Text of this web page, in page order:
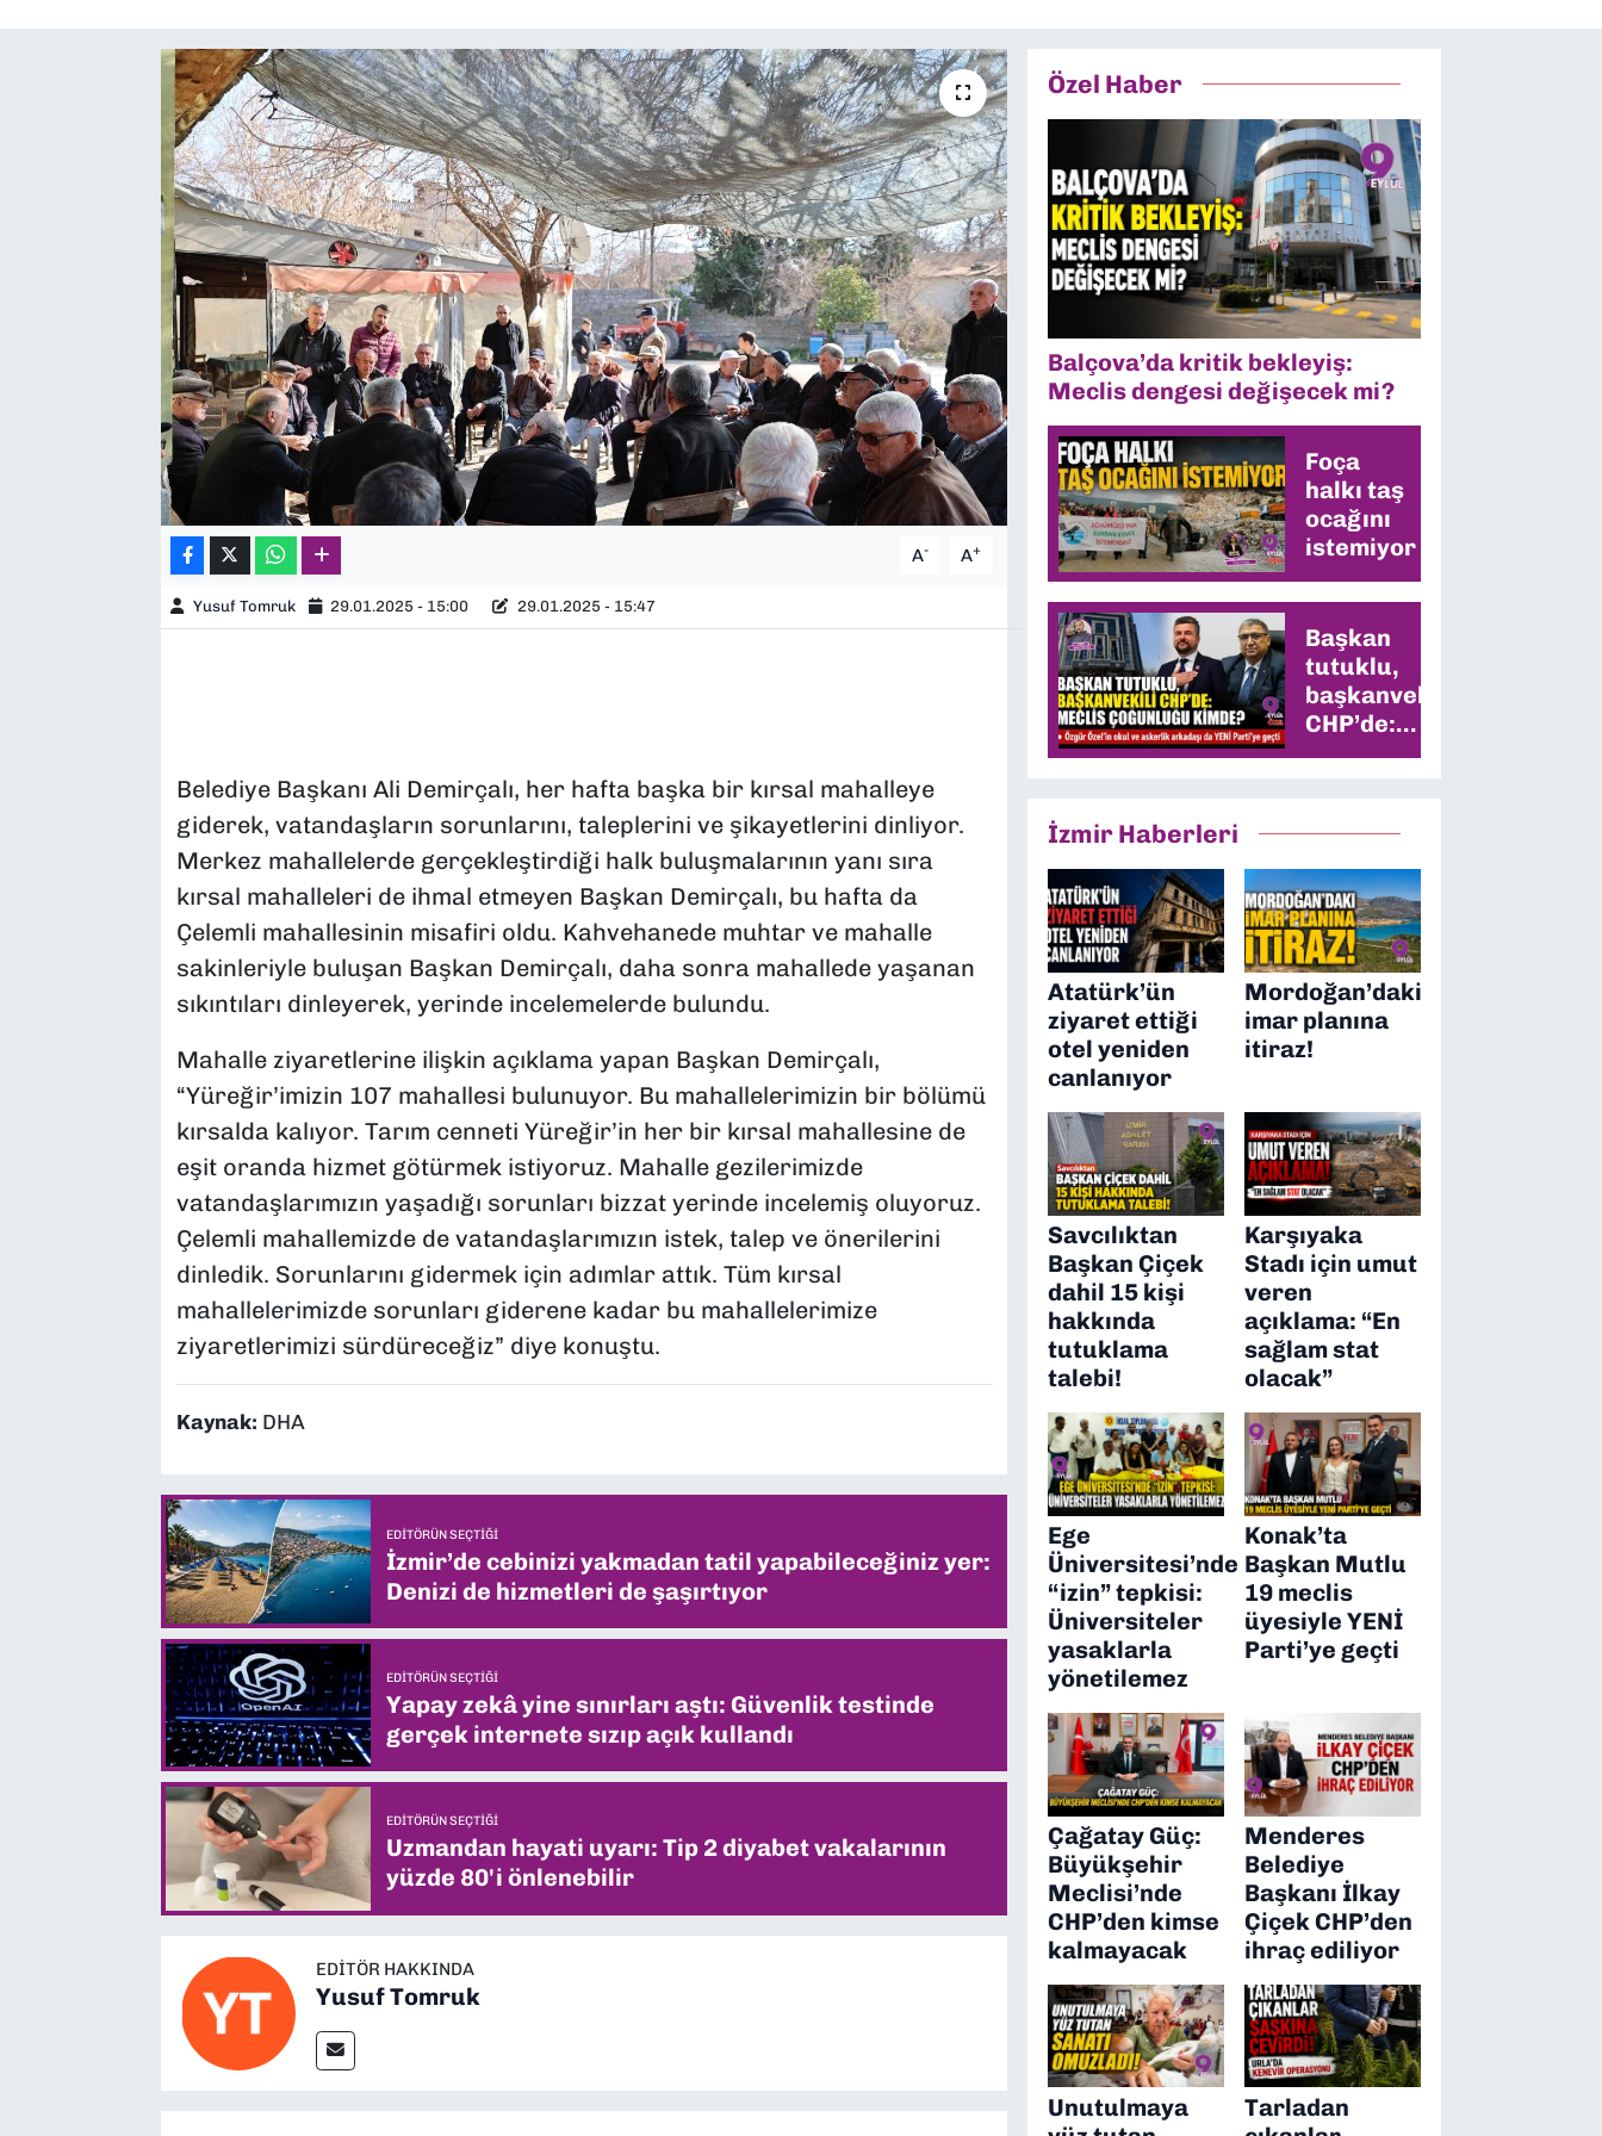
A- A+
Yusuf Tomruk 29.01.2025 - 15:00 29.01.2025 - 15:47
Belediye Başkanı Ali Demirçalı, her hafta başka bir kırsal mahalleye
giderek, vatandaşların sorunlarını, taleplerini ve şikayetlerini dinliyor.
Merkez mahallelerde gerçekleştirdiği halk buluşmalarının yanı sıra
kırsal mahalleleri de ihmal etmeyen Başkan Demirçalı, bu hafta da
Çelemli mahallesinin misafiri oldu. Kahvehanede muhtar ve mahalle
sakinleriyle buluşan Başkan Demirçalı, daha sonra mahallede yaşanan
sıkıntıları dinleyerek, yerinde incelemelerde bulundu.
Mahalle ziyaretlerine ilişkin açıklama yapan Başkan Demirçalı,
“Yüreğir’imizin 107 mahallesi bulunuyor. Bu mahallelerimizin bir bölümü
kırsalda kalıyor. Tarım cenneti Yüreğir’in her bir kırsal mahallesine de
eşit oranda hizmet götürmek istiyoruz. Mahalle gezilerimizde
vatandaşlarımızın yaşadığı sorunları bizzat yerinde incelemiş oluyoruz.
Çelemli mahallemizde de vatandaşlarımızın istek, talep ve önerilerini
dinledik. Sorunlarını gidermek için adımlar attık. Tüm kırsal
mahallelerimizde sorunları giderene kadar bu mahallelerimize
ziyaretlerimizi sürdüreceğiz” diye konuştu.
Kaynak: DHA
EDITÖRÜN SEÇTIĞI
İzmir’de cebinizi yakmadan tatil yapabileceğiniz yer:
Denizi de hizmetleri de şaşırtıyor
EDITÖRÜN SEÇTIĞI
Yapay zekâ yine sınırları aştı: Güvenlik testinde
gerçek internete sızıp açık kullandı
EDITÖRÜN SEÇTIĞI
Uzmandan hayati uyarı: Tip 2 diyabet vakalarının
yüzde 80'i önlenebilir
EDITÖR HAKKINDA
Yusuf Tomruk
Özel Haber
Balçova’da kritik bekleyiş:
Meclis dengesi değişecek mi?
Foça
halkı taş
ocağını
istemiyor
Başkan
tutuklu,
başkanvekili
CHP’de:
Meclis
İzmir Haberleri
Atatürk’ün
ziyaret ettiği
otel yeniden
canlanıyor
Mordoğan’daki
imar planına
itiraz!
Savcılıktan
Başkan Çiçek
dahil 15 kişi
hakkında
tutuklama
talebi!
Karşıyaka
Stadı için umut
veren
açıklama: “En
sağlam stat
olacak”
Ege
Üniversitesi’nde
“izin” tepkisi:
Üniversiteler
yasaklarla
yönetilemez
Konak’ta
Başkan Mutlu
19 meclis
üyesiyle YENİ
Parti’ye geçti
Çağatay Güç:
Büyükşehir
Meclisi’nde
CHP’den kimse
kalmayacak
Menderes
Belediye
Başkanı İlkay
Çiçek CHP’den
ihraç ediliyor
Unutulmaya
Tarladan
TEKNOLOJİ
YEREL YÖNETİMLER